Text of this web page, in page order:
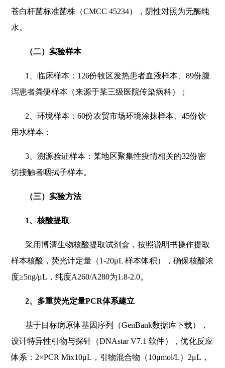
苍白杆菌标准菌株（CMCC 45234），阴性对照为无酶纯
水。
（二）实验样本
1
、临床样本：126份牧区发热患者血液样本、89份腹
泻患者粪便样本（来源于某三级医院传染病科）；
2 、环境样本：60份农贸市场环境涂抹样本、45份饮
用水样本；
3 、溯源验证样本：某地区聚集性疫情相关的32份密
切接触者咽拭子样本。
（三）实验方法
1、核酸提取
采用博清生物核酸提取试剂盒，按照说明书操作提取
样本核酸，荧光计定量（1-20μL 样本体积），确保核酸浓
度≥5ng/μL，纯度A260/A280为1.8-2.0。
2、多重荧光定量PCR体系建立
基于目标病原体基因序列（GenBank数据库下载），
设计特异性引物与探针（DNAstar V7.1 软件），优化反应
体系：2×PCR Mix10μL，引物混合物（10μmol/L）2μL，